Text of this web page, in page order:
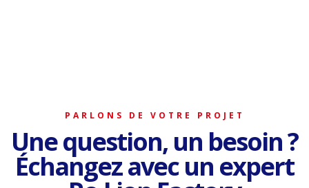
PARLONS DE VOTRE PROJET
Une question, un besoin ?
Échangez avec un expert